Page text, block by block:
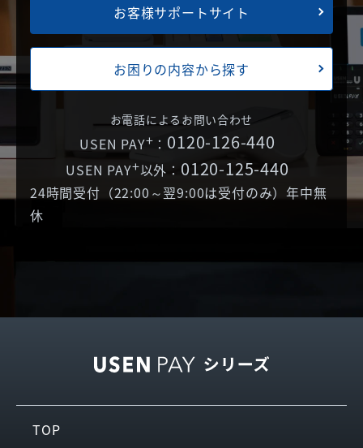
お客様サポートサイト
お困りの内容から探す
お電話によるお問い合わせ
USEN PAY+ ： 0120-126-440
USEN PAY+以外： 0120-125-440
24時間受付（22:00～翌9:00は受付のみ）年中無
休
TOP